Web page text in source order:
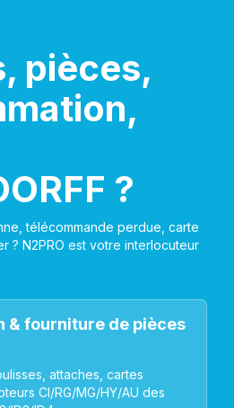
pièces,
?
télécommande perdue, carte
? N2PRO est votre interlocuteur
& fourniture de pièces
attaches, cartes
CI/RG/MG/HY/AU des